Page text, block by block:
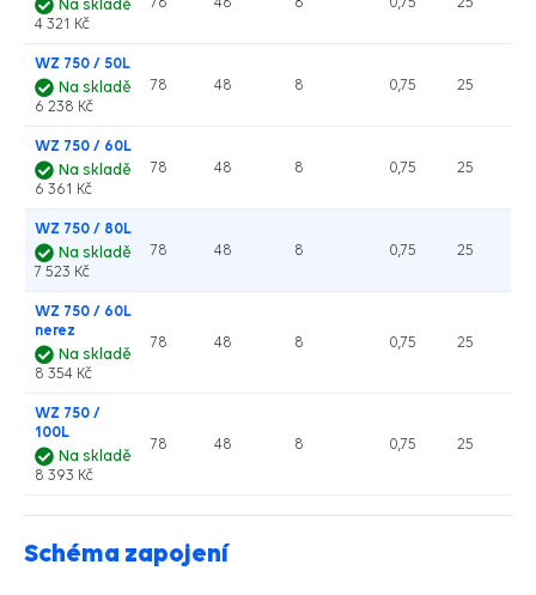
Na skladě
4 321 Kč
WZ 750 / 50L
Na skladě
6 238 Kč
78 48 8 0,75 25
WZ 750 / 60L
Na skladě
6 361 Kč
78 48 8 0,75 25
WZ 750 / 80L
Na skladě
7 523 Kč
78 48 8 0,75 25
WZ 750 / 60L
nerez
Na skladě
8 354 Kč
78 48 8 0,75 25
WZ 750 /
100L
Na skladě
8 393 Kč
78 48 8 0,75 25
Schéma zapojení